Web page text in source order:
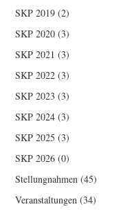
SKP 2019 (2)
SKP 2020 (3)
SKP 2021 (3)
SKP 2022 (3)
SKP 2023 (3)
SKP 2024 (3)
SKP 2025 (3)
SKP 2026 (0)
Stellungnahmen (45)
Veranstaltungen (34)